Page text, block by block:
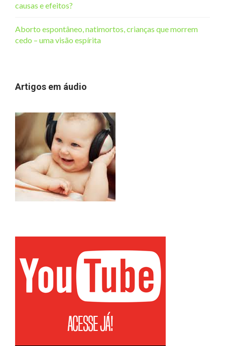
causas e efeitos?
Aborto espontâneo, natimortos, crianças que morrem
cedo – uma visão espírita
Artigos em áudio